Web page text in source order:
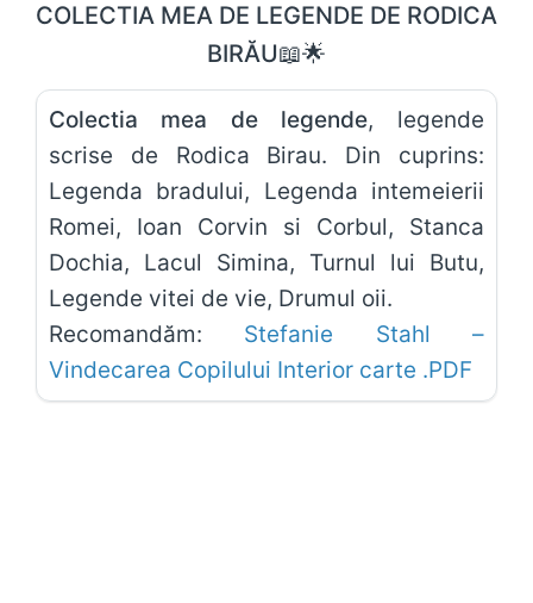
COLECTIA MEA DE LEGENDE DE RODICA
BIRĂU📖🌟
Colectia mea de legende, legende
scrise de Rodica Birau. Din cuprins:
Legenda bradului, Legenda intemeierii
Romei, Ioan Corvin si Corbul, Stanca
Dochia, Lacul Simina, Turnul lui Butu,
Legende vitei de vie, Drumul oii.
Recomandăm: Stefanie Stahl –
Vindecarea Copilului Interior carte .PDF